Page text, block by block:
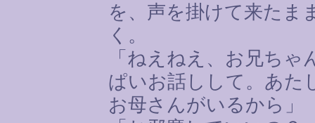
を、声を掛けて来たま
く。
「ねえねえ、お兄ち
ぱいお話しして。あた
お母さんがいるから」